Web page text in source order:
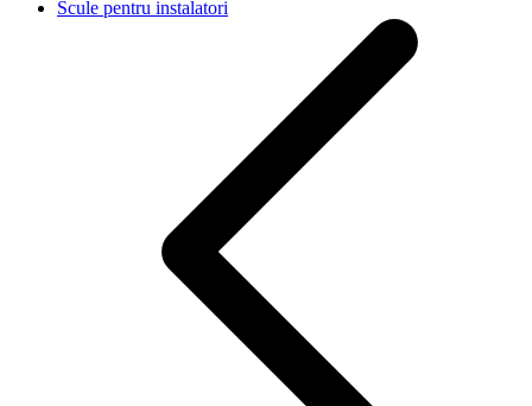
Scule pentru instalatori